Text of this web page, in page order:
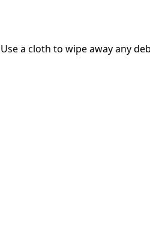
Use a cloth to wipe away any